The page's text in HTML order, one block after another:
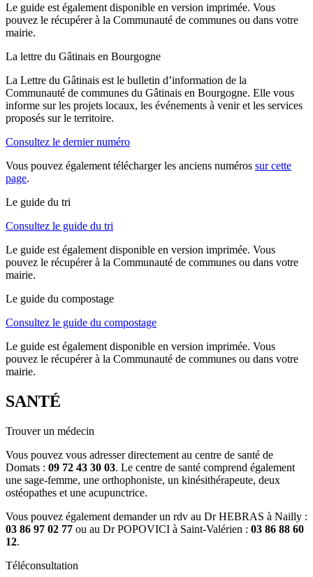
Le guide est également disponible en version imprimée. Vous
pouvez le récupérer à la Communauté de communes ou dans votre
mairie.
La lettre du Gâtinais en Bourgogne
La Lettre du Gâtinais est le bulletin d’information de la
Communauté de communes du Gâtinais en Bourgogne. Elle vous
informe sur les projets locaux, les événements à venir et les services
proposés sur le territoire.
Consultez le dernier numéro
Vous pouvez également télécharger les anciens numéros sur cette
page.
Le guide du tri
Consultez le guide du tri
Le guide est également disponible en version imprimée. Vous
pouvez le récupérer à la Communauté de communes ou dans votre
mairie.
Le guide du compostage
Consultez le guide du compostage
Le guide est également disponible en version imprimée. Vous
pouvez le récupérer à la Communauté de communes ou dans votre
mairie.
SANTÉ
Trouver un médecin
Vous pouvez vous adresser directement au centre de santé de
Domats : 09 72 43 30 03. Le centre de santé comprend également
une sage-femme, une orthophoniste, un kinésithérapeute, deux
ostéopathes et une acupunctrice.
Vous pouvez également demander un rdv au Dr HEBRAS à Nailly :
03 86 97 02 77 ou au Dr POPOVICI à Saint-Valérien : 03 86 88 60
12.
Téléconsultation